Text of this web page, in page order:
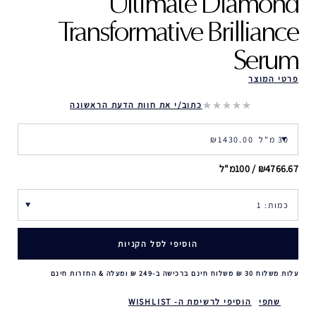
Transformative Brilliance
Serum
פרטי המוצר
כתוב/י את חוות הדעת הראשונה
₪4766.67 / 100מ"ל
הוסיפי לסל הקניות
עלות משלוח 30 ₪ משלוח חינם ברכישה ב-249 ₪ ומעלה & החזרות חינם
שתפי הוסיפי לרשימת ה- WISHLIST